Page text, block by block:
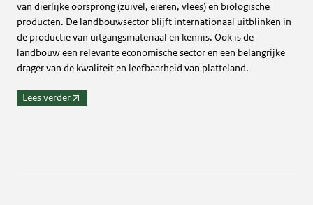
van dierlijke oorsprong (zuivel, eieren, vlees) en biologische
producten. De landbouwsector blijft internationaal uitblinken in
de productie van uitgangsmateriaal en kennis. Ook is de
landbouw een relevante economische sector en een belangrijke
drager van de kwaliteit en leefbaarheid van platteland.
Lees verder